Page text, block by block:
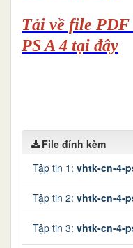
Tải về file
PS A 4 tại đây
File đính kèm
Tập tin 1: vhtk-cn-4-
Tập tin 2: vhtk-cn-4-
Tập tin 3: vhtk-cn-4-